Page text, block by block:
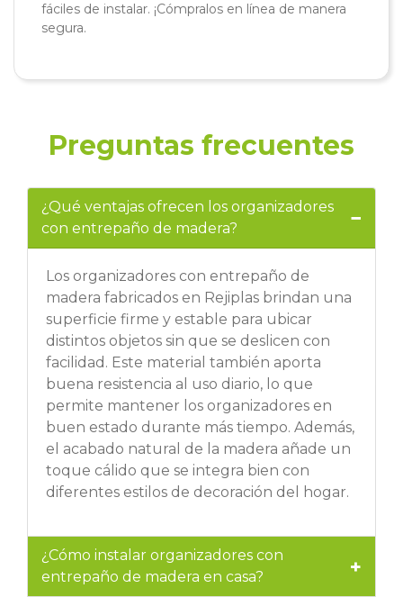
fáciles de instalar. ¡Cómpralos en línea de manera
segura.
Preguntas frecuentes
¿Qué ventajas ofrecen los organizadores
con entrepaño de madera?
Los organizadores con entrepaño de
madera fabricados en Rejiplas brindan una
superficie firme y estable para ubicar
distintos objetos sin que se deslicen con
facilidad. Este material también aporta
buena resistencia al uso diario, lo que
permite mantener los organizadores en
buen estado durante más tiempo. Además,
el acabado natural de la madera añade un
toque cálido que se integra bien con
diferentes estilos de decoración del hogar.
¿Cómo instalar organizadores con
entrepaño de madera en casa?